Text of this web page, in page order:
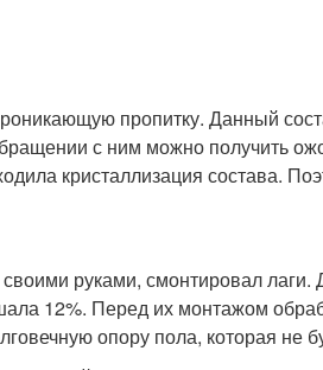
пропитку. Данный
с ним можно получить
кристаллизация состава.
руками, смонтировал
12%. Перед их монтажом
опору пола, которая не